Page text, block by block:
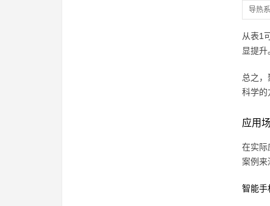
导热
从表1
显提
总之
科学的
应用
在实际
案例来
智能手